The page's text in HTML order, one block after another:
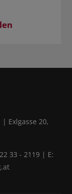
Exlgasse 20,
33 - 2119 | E: